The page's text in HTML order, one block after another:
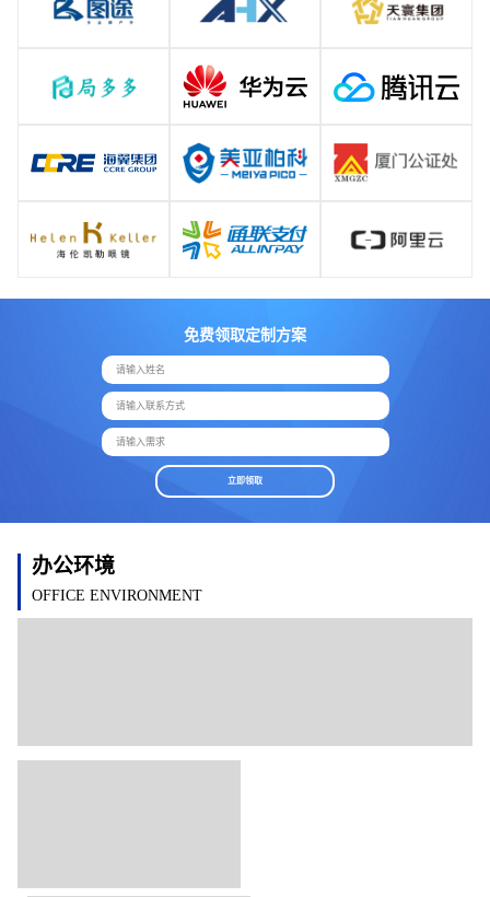
免费领取定制方案
请输入姓名
请输入联系方式
请输入需求
立即领取
办公环境
OFFICE ENVIRONMENT